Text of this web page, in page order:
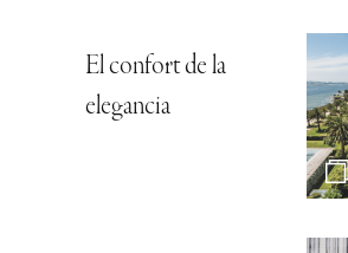
El confort de la
elegancia